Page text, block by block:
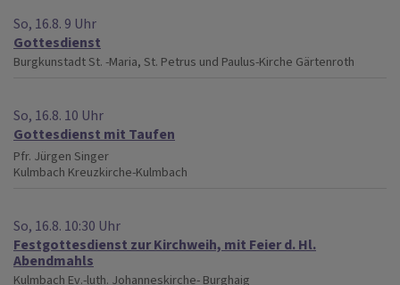
So, 16.8. 9 Uhr
Gottesdienst
BurgkunstadtSt. -Maria, St. Petrus und Paulus-Kirche Gärtenroth
So, 16.8. 10 Uhr
Gottesdienst mit Taufen
Pfr. Jürgen Singer
Kulmbach Kreuzkirche-Kulmbach
So, 16.8. 10:30 Uhr
Festgottesdienst zur Kirchweih, mit Feier d. Hl.
Abendmahls
Kulmbach Ev.-luth. Johanneskirche- Burghaig